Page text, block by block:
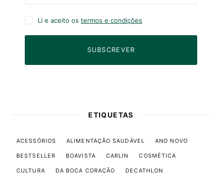
Li e aceito os termos e condições
SUBSCREVER
ETIQUETAS
ACESSÓRIOS ALIMENTAÇÃO SAUDÁVEL ANO NOVO
BESTSELLER BOAVISTA CARLIN COSMÉTICA
CULTURA DA BOCA CORAÇÃO DECATHLON